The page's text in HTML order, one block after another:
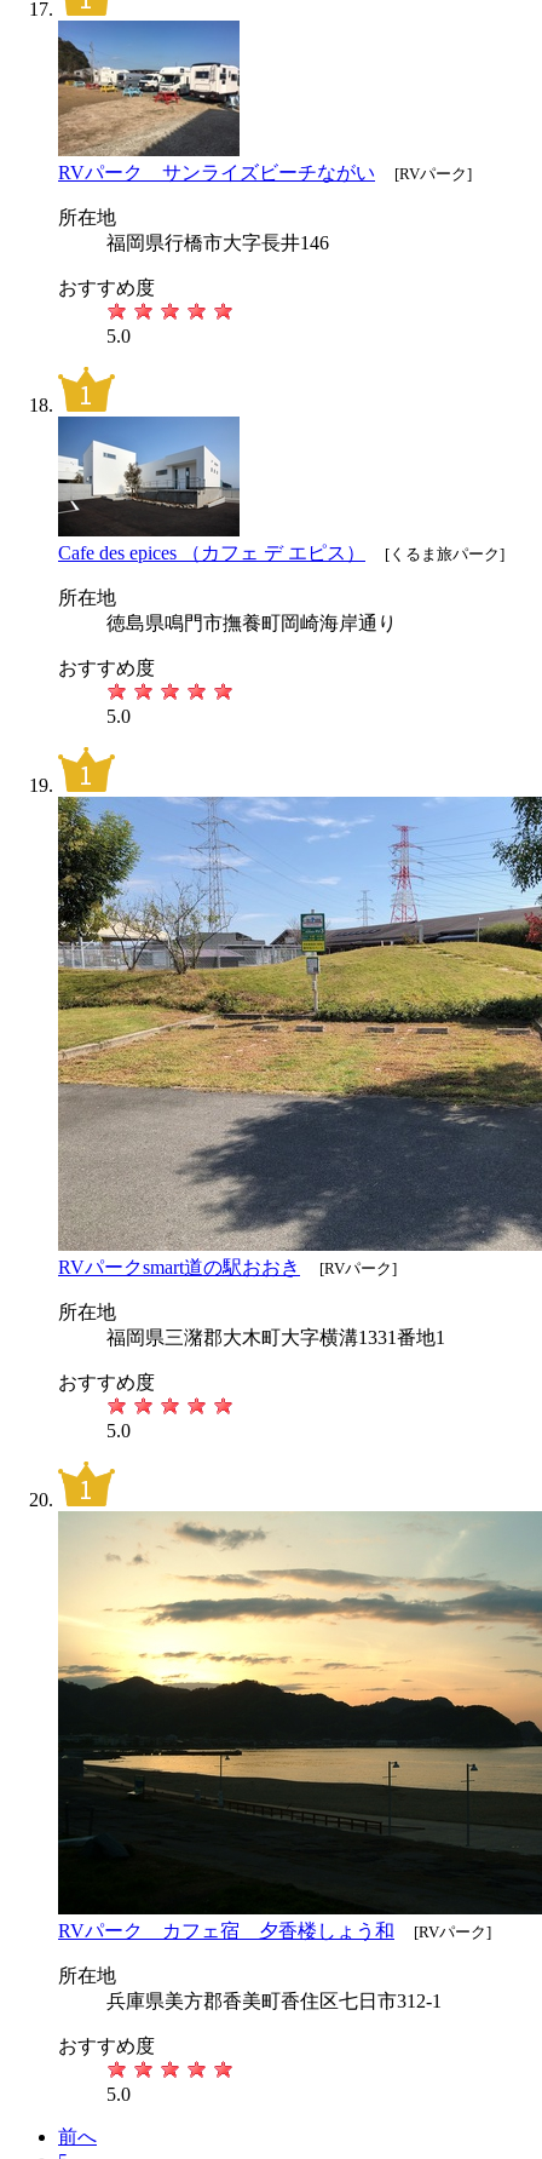
RVパーク サンライズビーチながい [RVパーク]
所在地
福岡県行橋市大字長井146
おすすめ度
5.0
Cafe des epices （カフェ デ エピス） [くるま旅パーク]
所在地
徳島県鳴門市撫養町岡崎海岸通り
おすすめ度
5.0
RVパークsmart道の駅おおき [RVパーク]
所在地
福岡県三潴郡大木町大字横溝1331番地1
おすすめ度
5.0
RVパーク カフェ宿 夕香楼しょう和 [RVパーク]
所在地
兵庫県美方郡香美町香住区七日市312-1
おすすめ度
5.0
前へ